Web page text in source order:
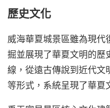
歷史文化
威海華夏城景區雖為現
掘並展現了華夏文明的歷
線，從遠古傳說到近代文
等形式，系統呈現了華夏